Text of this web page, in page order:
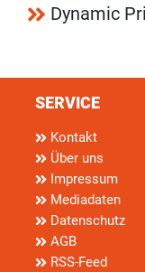
Dynamic
SERVICE
Kontakt
Über uns
Impressum
Mediadaten
Datenschutz
AGB
RSS-Feed